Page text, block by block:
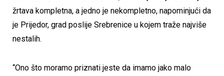
žrtava kompletna, a jedno je nekompletno, napominjući da
je Prijedor, grad poslije Srebrenice u kojem traže najviše
nestalih.
“Ono što moramo priznati jeste da imamo jako malo